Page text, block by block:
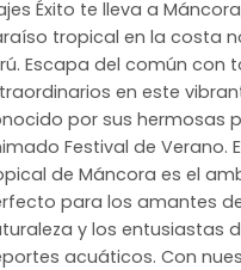
Éxito te lleva a
tropical en la costa
Escapa del común con
en este
por sus hermosas
Festival de Verano.
de Máncora es el
para los amantes
y los entusiastas
acuáticos. Con